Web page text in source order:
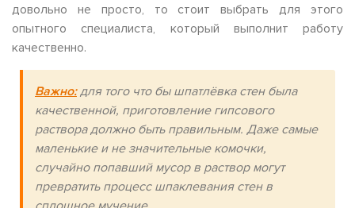
довольно не просто, то стоит выбрать для этого
опытного специалиста, который выполнит работу
качественно.
Важно:для того что бы шпатлёвка стен была
качественной, приготовление гипсового
раствора должно быть правильным. Даже самые
маленькие и не значительные комочки,
случайно попавший мусор в раствор могут
превратить процесс шпаклевания стен в